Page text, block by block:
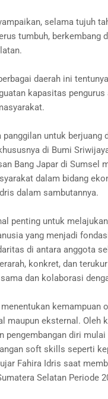
selama tujuh
tumbuh, berkembang
daerah ini
kapasitas
untuk berjuang
di Bumi
Bang Japar di Sumsel
dalam bidang
dalam sambutannya.
penting untuk
yang menjadi
di antara anggota
konkret, dan
dan kolaborasi
kemampuan
maupun eksternal. Oleh
pengembangan diri
soft skills seperti
Fahira Idris saat
Selatan Periode